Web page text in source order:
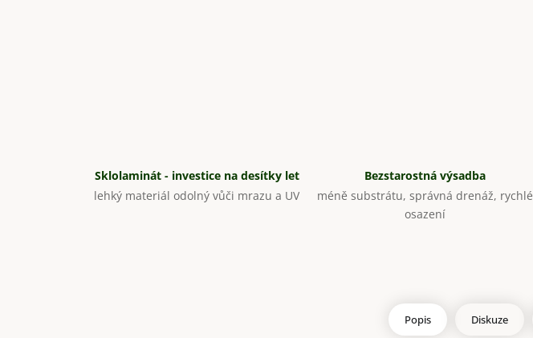
Sklolaminát - investice na desítky let
lehký materiál odolný vůči mrazu a UV
Bezstarostná výsadba
méně substrátu, správná drenáž, rychlé
osazení
Popis Diskuze